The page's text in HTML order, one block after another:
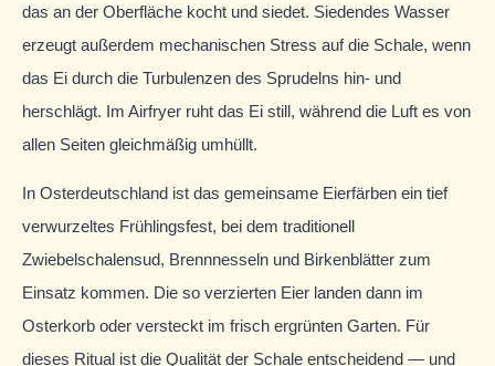
das an der Oberfläche kocht und siedet. Siedendes Wasser
erzeugt außerdem mechanischen Stress auf die Schale, wenn
das Ei durch die Turbulenzen des Sprudelns hin- und
herschlägt. Im Airfryer ruht das Ei still, während die Luft es von
allen Seiten gleichmäßig umhüllt.
In Osterdeutschland ist das gemeinsame Eierfärben ein tief
verwurzeltes Frühlingsfest, bei dem traditionell
Zwiebelschalensud, Brennnesseln und Birkenblätter zum
Einsatz kommen. Die so verzierten Eier landen dann im
Osterkorb oder versteckt im frisch ergrünten Garten. Für
dieses Ritual ist die Qualität der Schale entscheidend — und